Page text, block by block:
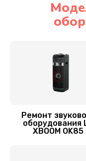
Замена
Ремонт
оборудования
XBOOM OK85